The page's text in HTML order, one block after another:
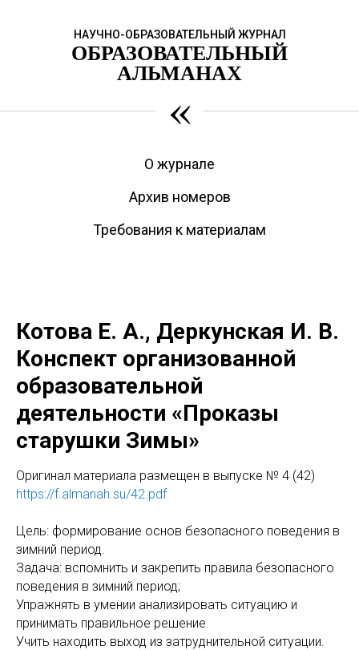
НАУЧНО-ОБРАЗОВАТЕЛЬНЫЙ ЖУРНАЛ
ОБРАЗОВАТЕЛЬНЫЙ
АЛЬМАНАХ
«
О журнале
Архив номеров
Требования к материалам
Котова Е. А., Деркунская И. В.
Конспект организованной
образовательной
деятельности «Проказы
старушки Зимы»
Оригинал материала размещен в выпуске № 4 (42)
https://f.almanah.su/42.pdf
Цель: формирование основ безопасного поведения в
зимний период.
Задача: вспомнить и закрепить правила безопасного
поведения в зимний период;
Упражнять в умении анализировать ситуацию и
принимать правильное решение.
Учить находить выход из затруднительной ситуации.